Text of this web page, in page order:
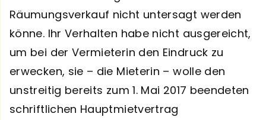
Räumungsverkauf nicht untersagt werden
könne. Ihr Verhalten habe nicht ausgereicht,
um bei der Vermieterin den Eindruck zu
erwecken, sie – die Mieterin – wolle den
unstreitig bereits zum 1. Mai 2017 beendeten
schriftlichen Hauptmietvertrag